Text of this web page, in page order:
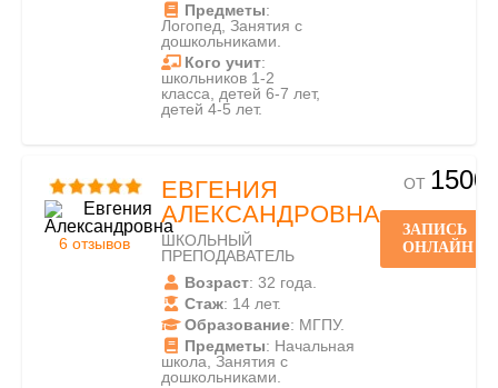
Предметы:
Логопед, Занятия с
дошкольниками.
Кого учит:
школьников 1-2
класса, детей 6-7 лет,
детей 4-5 лет.
6 отзывов
ЕВГЕНИЯ
АЛЕКСАНДРОВНА
ШКОЛЬНЫЙ
ПРЕПОДАВАТЕЛЬ
Возраст: 32 года.
Стаж: 14 лет.
Образование: МГПУ.
Предметы: Начальная
школа, Занятия с
дошкольниками.
ОТ 1500
ЗАПИСЬ
ОНЛАЙН